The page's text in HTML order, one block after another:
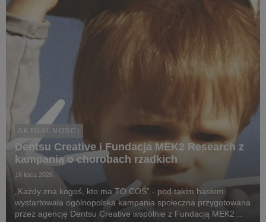
AKTUALNOŚCI
Dentsu Creative i Fundacja MEK2 Research z
kampanią o chorobach rzadkich
16 lipca 2026
„Każdy zna kogoś, kto ma TO COŚ” - pod takim hasłem
wystartowała ogólnopolska kampania społeczna przygotowana
przez agencję Dentsu Creative wspólnie z Fundacją MEK2